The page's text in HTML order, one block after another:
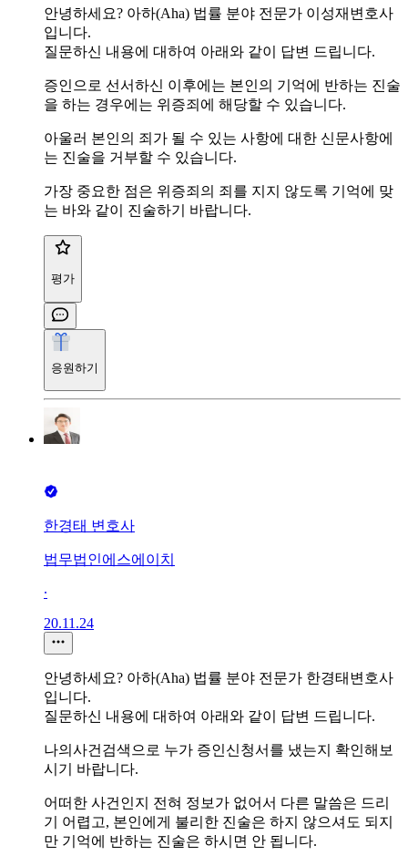
안녕하세요? 아하(Aha) 법률 분야 전문가 이성재변호사
입니다.
질문하신 내용에 대하여 아래와 같이 답변 드립니다.
증인으로 선서하신 이후에는 본인의 기억에 반하는 진술
을 하는 경우에는 위증죄에 해당할 수 있습니다.
아울러 본인의 죄가 될 수 있는 사항에 대한 신문사항에
는 진술을 거부할 수 있습니다.
가장 중요한 점은 위증죄의 죄를 지지 않도록 기억에 맞
는 바와 같이 진술하기 바랍니다.
평가
응원하기
한경태 변호사
법무법인에스에이치
∙
20.11.24
안녕하세요? 아하(Aha) 법률 분야 전문가 한경태변호사
입니다.
질문하신 내용에 대하여 아래와 같이 답변 드립니다.
나의사건검색으로 누가 증인신청서를 냈는지 확인해보
시기 바랍니다.
어떠한 사건인지 전혀 정보가 없어서 다른 말씀은 드리
기 어렵고, 본인에게 불리한 진술은 하지 않으셔도 되지
만 기억에 반하는 진술은 하시면 안 됩니다.